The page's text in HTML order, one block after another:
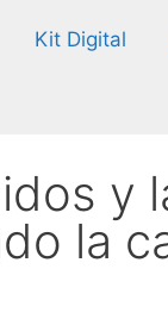
Kit Digital
y
la